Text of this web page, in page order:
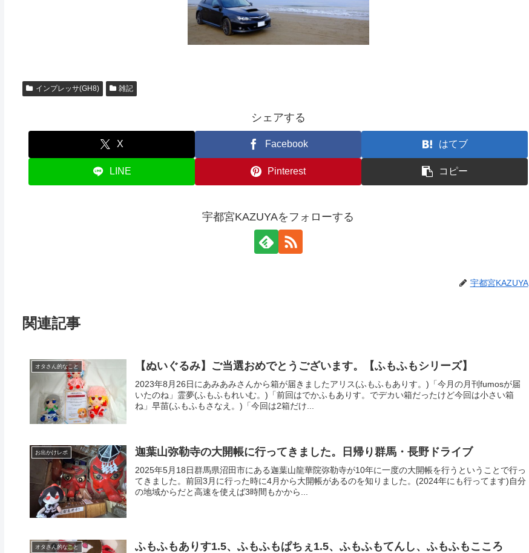
インプレッサ(GH8) 雑記
シェアする
X Facebook はてブ
LINE Pinterest コピー
宇都宮KAZUYAをフォローする
宇都宮KAZUYA
関連記事
オタさん的なこと 【ぬいぐるみ】ご当選おめでとうございます。【ふもふもシリーズ】
2023年8月26日にあみあみさんから箱が届きましたアリス(ふもふもありす。)「今月の月刊fumosが届
いたのね」霊夢(ふもふもれいむ。)「前回はでかふもありす。でデカい箱だったけど今回は小さい箱
ね」早苗(ふもふもさなえ。)「今回は2箱だけ...
お出かけレポ 迦葉山弥勒寺の大開帳に行ってきました。日帰り群馬・長野ドライブ
2025年5月18日群馬県沼田市にある迦葉山龍華院弥勒寺が10年に一度の大開帳を行うということで行っ
てきました。前回3月に行った時に4月から大開帳があるのを知りました。(2024年にも行ってます)自分
の地域からだと高速を使えば3時間もかから...
オタさん的なこと ふもふもありす1.5、ふもふもぱちぇ1.5、ふもふもてんし、ふもふもこころ